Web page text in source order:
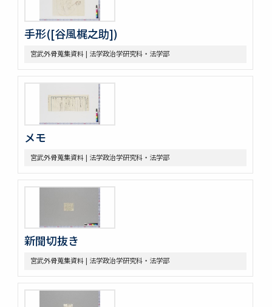
手形([谷風梶之助])
宮武外骨蒐集資料 | 法学政治学研究科・法学部
メモ
宮武外骨蒐集資料 | 法学政治学研究科・法学部
新聞切抜き
宮武外骨蒐集資料 | 法学政治学研究科・法学部